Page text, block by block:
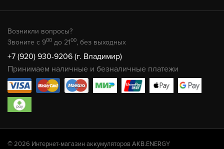
Возникли вопросы?
Звоните с 900 до 2100, без выходных
+7 (920) 930-9206 (г. Владимир)
Принимаем наличные и безналичные платежи
© 2026 Интернет-магазин аккумуляторов AKB.ENERGY